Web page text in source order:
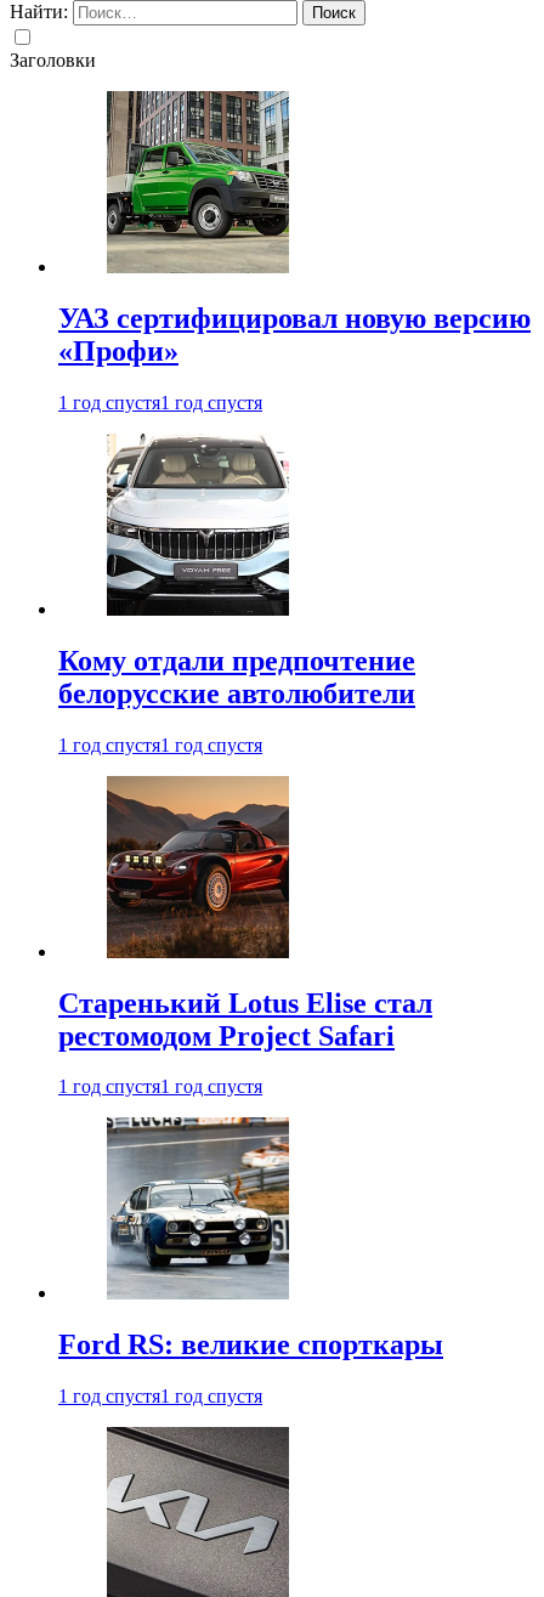
Найти:
Заголовки
УАЗ сертифицировал новую версию
«Профи»
1 год спустя1 год спустя
Кому отдали предпочтение
белорусские автолюбители
1 год спустя1 год спустя
Старенький Lotus Elise стал
рестомодом Project Safari
1 год спустя1 год спустя
Ford RS: великие спорткары
1 год спустя1 год спустя